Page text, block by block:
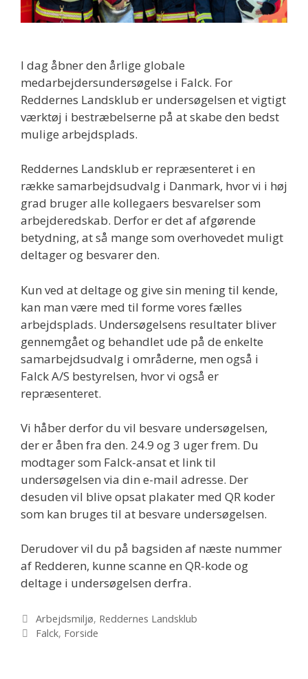
I dag åbner den årlige globale
medarbejdersundersøgelse i Falck. For
Reddernes Landsklub er undersøgelsen et vigtigt
værktøj i bestræbelserne på at skabe den bedst
mulige arbejdsplads.
Reddernes Landsklub er repræsenteret i en
række samarbejdsudvalg i Danmark, hvor vi i høj
grad bruger alle kollegaers besvarelser som
arbejderedskab. Derfor er det af afgørende
betydning, at så mange som overhovedet muligt
deltager og besvarer den.
Kun ved at deltage og give sin mening til kende,
kan man være med til forme vores fælles
arbejdsplads. Undersøgelsens resultater bliver
gennemgået og behandlet ude på de enkelte
samarbejdsudvalg i områderne, men også i
Falck A/S bestyrelsen, hvor vi også er
repræsenteret.
Vi håber derfor du vil besvare undersøgelsen,
der er åben fra den. 24.9 og 3 uger frem. Du
modtager som Falck-ansat et link til
undersøgelsen via din e-mail adresse. Der
desuden vil blive opsat plakater med QR koder
som kan bruges til at besvare undersøgelsen.
Derudover vil du på bagsiden af næste nummer
af Redderen, kunne scanne en QR-kode og
deltage i undersøgelsen derfra.
Kategorier
Arbejdsmiljø, Reddernes Landsklub
Tags
Falck, Forside